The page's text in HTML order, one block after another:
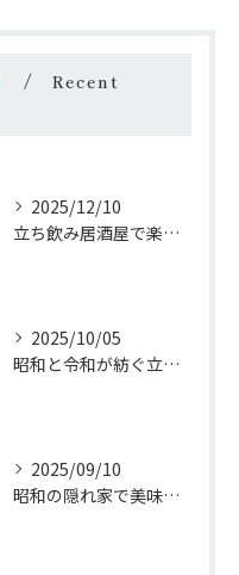
Recent
2025/12/10
立ち飲み居酒屋で楽しむ昭和の懐かし空間と多彩なお酒
2025/10/05
昭和と令和が紡ぐ立ち飲みの味わい
2025/09/10
昭和の隠れ家で美味しい一杯を